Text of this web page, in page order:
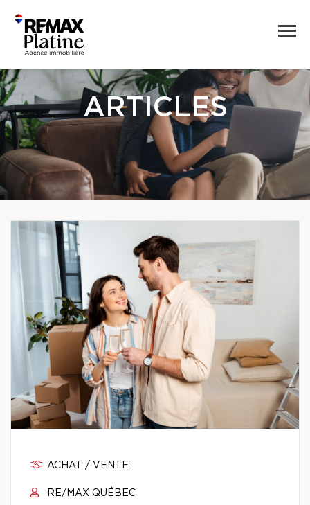
ARTICLES
ACHAT / VENTE
RE/MAX QUÉBEC